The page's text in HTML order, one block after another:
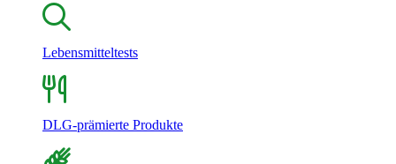
Lebensmitteltests
DLG-prämierte Produkte